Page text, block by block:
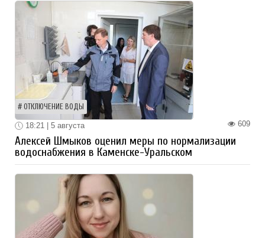
ОТКЛЮЧЕНИЕ ВОДЫ
609
18:21 | 5 августа
Алексей Шмыков оценил меры по нормализации
водоснабжения в Каменске-Уральском